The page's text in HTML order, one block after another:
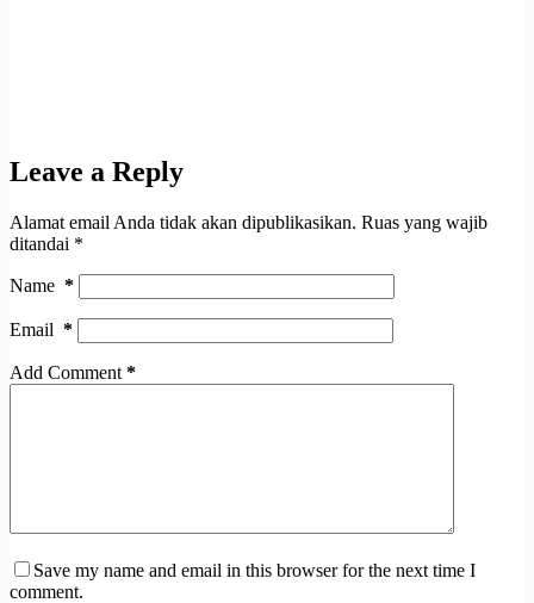
Leave a Reply
Alamat email Anda tidak akan dipublikasikan. Ruas yang wajib
ditandai *
Name *
Email *
Add Comment *
Save my name and email in this browser for the next time I
comment.